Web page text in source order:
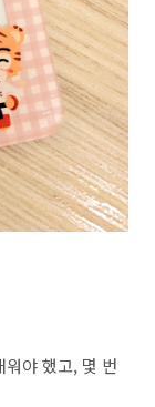
야 했고, 몇 번